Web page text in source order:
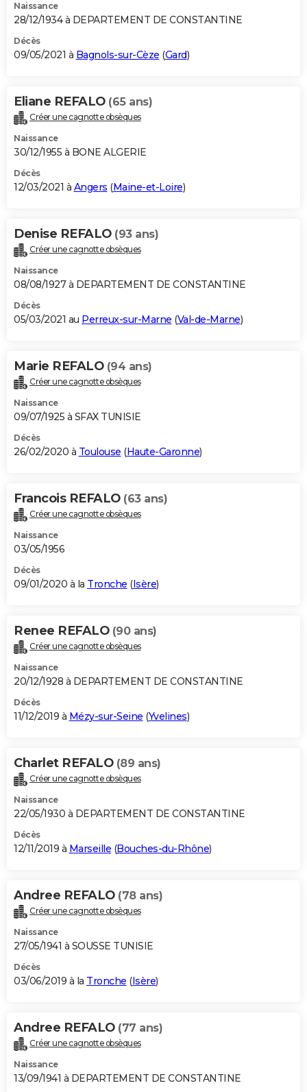
Naissance
28/12/1934 à DEPARTEMENT DE CONSTANTINE
Décès
09/05/2021 à Bagnols-sur-Cèze (Gard)
Eliane REFALO (65 ans)
Créer une cagnotte obsèques
Naissance
30/12/1955 à BONE ALGERIE
Décès
12/03/2021 à Angers (Maine-et-Loire)
Denise REFALO (93 ans)
Créer une cagnotte obsèques
Naissance
08/08/1927 à DEPARTEMENT DE CONSTANTINE
Décès
05/03/2021 au Perreux-sur-Marne (Val-de-Marne)
Marie REFALO (94 ans)
Créer une cagnotte obsèques
Naissance
09/07/1925 à SFAX TUNISIE
Décès
26/02/2020 à Toulouse (Haute-Garonne)
Francois REFALO (63 ans)
Créer une cagnotte obsèques
Naissance
03/05/1956
Décès
09/01/2020 à la Tronche (Isère)
Renee REFALO (90 ans)
Créer une cagnotte obsèques
Naissance
20/12/1928 à DEPARTEMENT DE CONSTANTINE
Décès
11/12/2019 à Mézy-sur-Seine (Yvelines)
Charlet REFALO (89 ans)
Créer une cagnotte obsèques
Naissance
22/05/1930 à DEPARTEMENT DE CONSTANTINE
Décès
12/11/2019 à Marseille (Bouches-du-Rhône)
Andree REFALO (78 ans)
Créer une cagnotte obsèques
Naissance
27/05/1941 à SOUSSE TUNISIE
Décès
03/06/2019 à la Tronche (Isère)
Andree REFALO (77 ans)
Créer une cagnotte obsèques
Naissance
13/09/1941 à DEPARTEMENT DE CONSTANTINE